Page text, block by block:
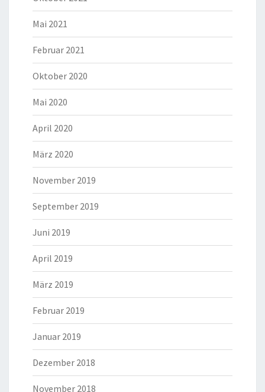
Mai 2021
Februar 2021
Oktober 2020
Mai 2020
April 2020
März 2020
November 2019
September 2019
Juni 2019
April 2019
März 2019
Februar 2019
Januar 2019
Dezember 2018
November 2018